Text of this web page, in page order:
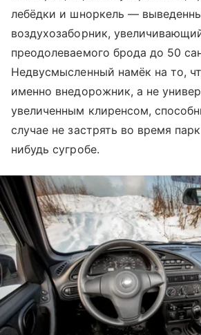
лебёдки и шноркель —
воздухозаборник,
преодолеваемого брода до 50
Недвусмысленный намёк на то,
именно внедорожник, а не
увеличенным клиренсом,
случае не застрять во время
нибудь сугробе.